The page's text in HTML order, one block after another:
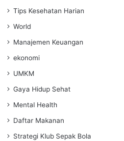
Tips Kesehatan Harian
World
Manajemen Keuangan
ekonomi
UMKM
Gaya Hidup Sehat
Mental Health
Daftar Makanan
Strategi Klub Sepak Bola